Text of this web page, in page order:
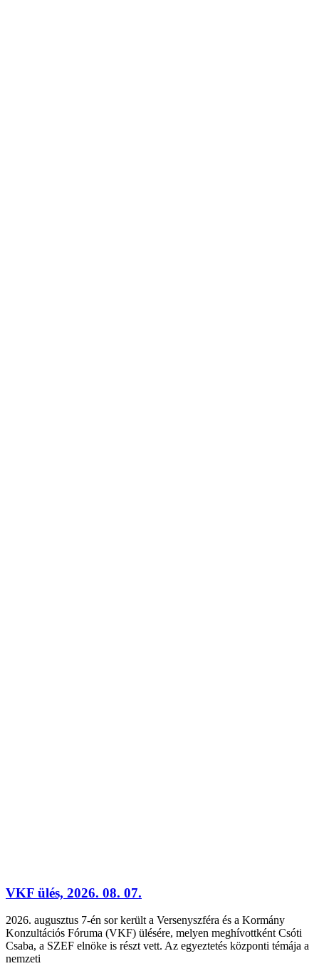
VKF ülés, 2026. 08. 07.
2026. augusztus 7-én sor került a Versenyszféra és a Kormány
Konzultációs Fóruma (VKF) ülésére, melyen meghívottként Csóti
Csaba, a SZEF elnöke is részt vett. Az egyeztetés központi témája a
nemzeti